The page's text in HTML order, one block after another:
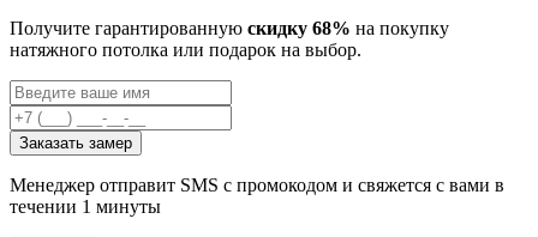
Получите гарантированную скидку 68% на покупку
натяжного потолка или подарок на выбор.
Заказать замер
Менеджер отправит SMS с промокодом и свяжется с вами в
течении 1 минуты